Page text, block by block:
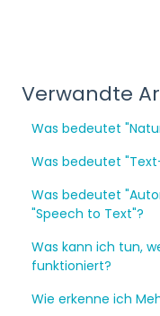
Verwandte
Was bedeutet
Was bedeutet
Was bedeutet
"Speech to Text"?
Was kann ich tun,
funktioniert?
Wie erkenne ich